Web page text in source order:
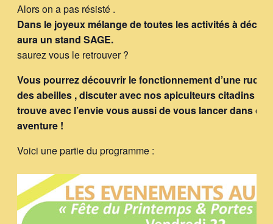
Alors on a pas résisté .
Dans le joyeux mélange de toutes les activités à
aura un stand SAGE.
saurez vous le retrouver ?
Vous pourrez découvrir le fonctionnement d’une
des abeilles , discuter avec nos apiculteurs citadins et
trouve avec l’envie vous aussi de vous lancer dans
aventure !
Voici une partie du programme :